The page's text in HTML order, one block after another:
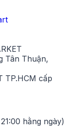
Tân Thuận,
TP.HCM cấp
hằng ngày)